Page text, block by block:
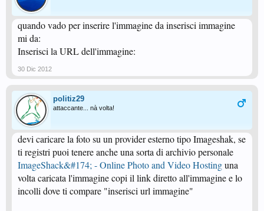
quando vado per inserire l'immagine da inserisci immagine
mi da:
Inserisci la URL dell'immagine:
30 Dic 2012
politiz29
attaccante... nà volta!
devi caricare la foto su un provider esterno tipo Imageshak, se
ti registri puoi tenere anche una sorta di archivio personale
ImageShack&#174; - Online Photo and Video Hostinguna
volta caricata l'immagine copi il link diretto all'immagine e lo
incolli dove ti compare "inserisci url immagine"